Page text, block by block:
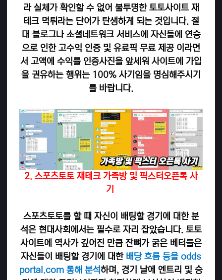
라 실체가 확인할 수 없어 불투명한 토토사이트 재
테크 먹튀라는 단어가 탄생하게 되는 것입니다. 절
대 블로그나 소셜네트워크 서비스에 자신들에 연승
으로 인한 고수익 인증 및 유료픽 무료 제공 이라면
서 고액에 수익률 인증사진을 앞세워 사이트에 가입
을 권유하는 행위는 100% 사기임을 명심해주시기
를 바랍니다.
2. 스포츠토토 재테크 가족방 및 픽스터오픈톡 사
기
스포츠토토를 할 때 자신이 배팅할 경기에 대한 분
석은 현대사회에서는 필수로 자리 잡았습니다. 토토
사이트에 역사가 깊어진 만큼 잔뼈가 굵은 베터들은
자신들이 배팅할 경기에 대한 배당 흐름 등을 odds
portal.com 통해 분석하며, 경기 날에 엔트리 및 승